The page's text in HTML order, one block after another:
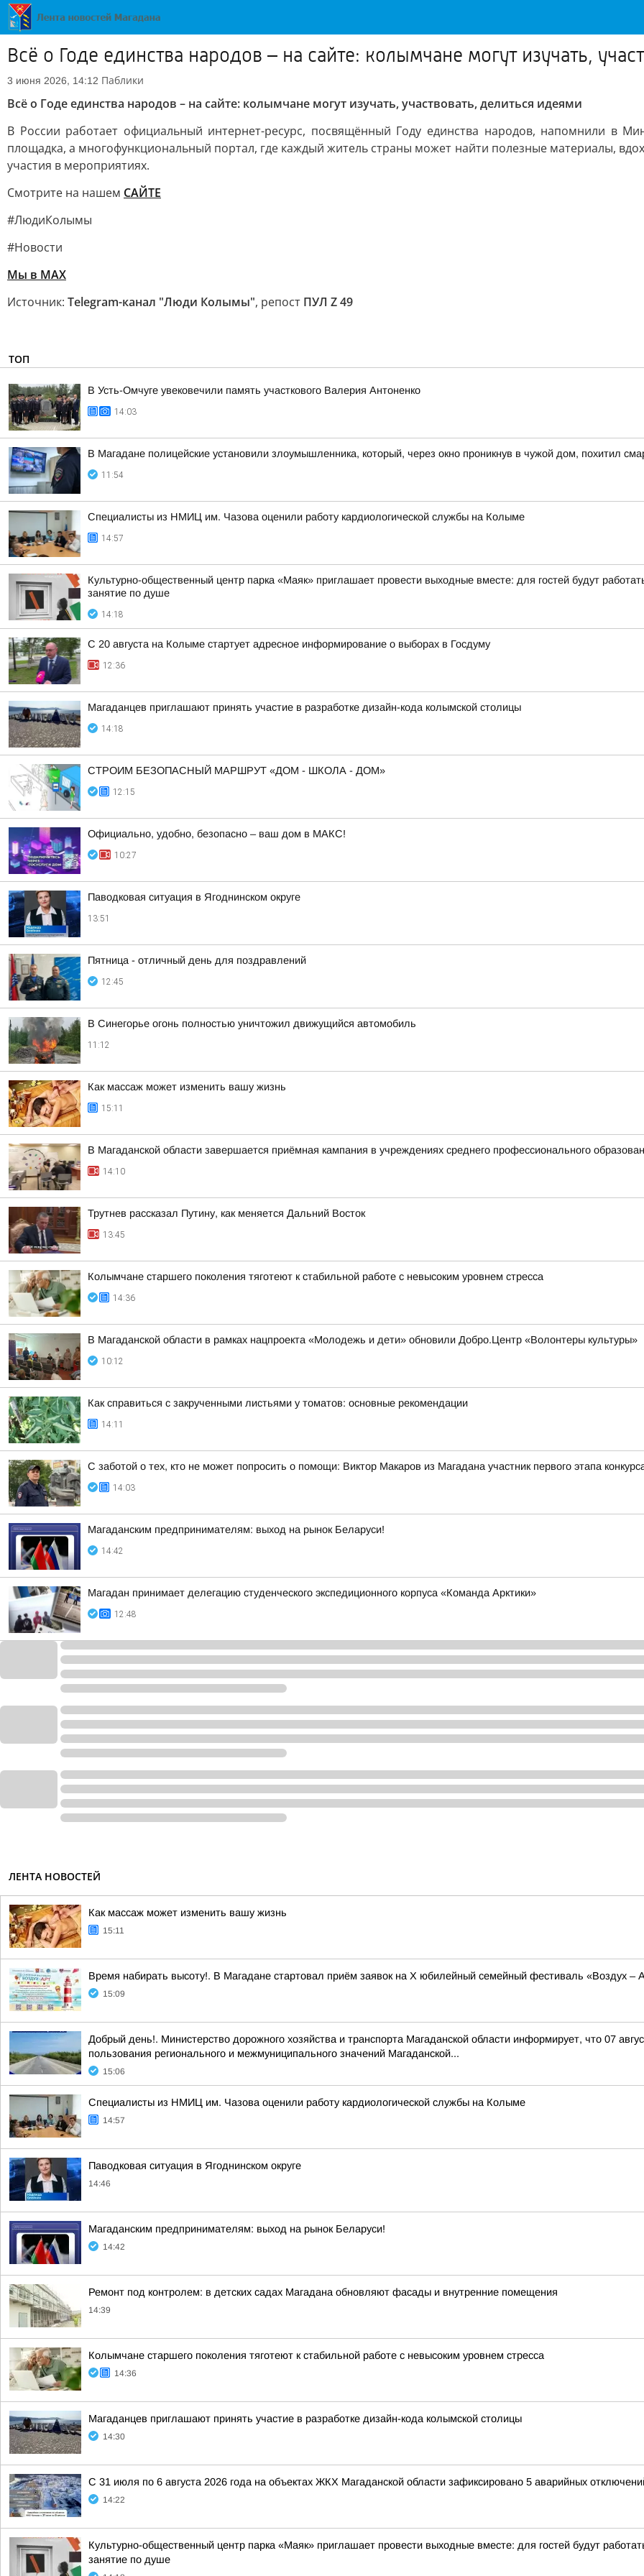
Всё о Годе единства народов – на сайте: колымчане могут изучать,
3 июня 2026, 14:12 Паблики
Всё о Годе единства народов – на сайте: колымчане могут изучать, участвовать, делиться идеями
В России работает официальный интернет-ресурс, посвящённый Году единства народов, напомнили в
площадка, а многофункциональный портал, где каждый житель страны может найти полезные материалы,
участия в мероприятиях.
Смотрите на нашем САЙТЕ
#ЛюдиКолымы
#Новости
Мы в MAX
Источник: Telegram-канал "Люди Колымы", репост ПУЛ Z 49
ТОП
В Усть-Омчуге увековечили память участкового Валерия Антоненко
14:03
В Магадане полицейские установили злоумышленника, который, через окно проникнув в чужой дом, похитил
11:54
Специалисты из НМИЦ им. Чазова оценили работу кардиологической службы на Колыме
14:57
Культурно-общественный центр парка «Маяк» приглашает провести выходные вместе: для гостей будут
занятие по душе
14:18
С 20 августа на Колыме стартует адресное информирование о выборах в Госдуму
12:36
Магаданцев приглашают принять участие в разработке дизайн-кода колымской столицы
14:18
СТРОИМ БЕЗОПАСНЫЙ МАРШРУТ «ДОМ - ШКОЛА - ДОМ»
12:15
Официально, удобно, безопасно – ваш дом в МАКС!
10:27
Паводковая ситуация в Ягоднинском округе
13:51
Пятница - отличный день для поздравлений
12:45
В Синегорье огонь полностью уничтожил движущийся автомобиль
11:12
Как массаж может изменить вашу жизнь
15:11
В Магаданской области завершается приёмная кампания в учреждениях среднего профессионального
14:10
Трутнев рассказал Путину, как меняется Дальний Восток
13:45
Колымчане старшего поколения тяготеют к стабильной работе с невысоким уровнем стресса
14:36
В Магаданской области в рамках нацпроекта «Молодежь и дети» обновили Добро.Центр «Волонтеры культуры»
10:12
Как справиться с закрученными листьями у томатов: основные рекомендации
14:11
С заботой о тех, кто не может попросить о помощи: Виктор Макаров из Магадана участник первого этапа
14:03
Магаданским предпринимателям: выход на рынок Беларуси!
14:42
Магадан принимает делегацию студенческого экспедиционного корпуса «Команда Арктики»
12:48
ЛЕНТА НОВОСТЕЙ
Как массаж может изменить вашу жизнь
15:11
Время набирать высоту!. В Магадане стартовал приём заявок на X юбилейный семейный фестиваль «Воздух –
15:09
Добрый день!. Министерство дорожного хозяйства и транспорта Магаданской области информирует, что 07
пользования регионального и межмуниципального значений Магаданской...
15:06
Специалисты из НМИЦ им. Чазова оценили работу кардиологической службы на Колыме
14:57
Паводковая ситуация в Ягоднинском округе
14:46
Магаданским предпринимателям: выход на рынок Беларуси!
14:42
Ремонт под контролем: в детских садах Магадана обновляют фасады и внутренние помещения
14:39
Колымчане старшего поколения тяготеют к стабильной работе с невысоким уровнем стресса
14:36
Магаданцев приглашают принять участие в разработке дизайн-кода колымской столицы
14:30
С 31 июля по 6 августа 2026 года на объектах ЖКХ Магаданской области зафиксировано 5 аварийных
14:22
Культурно-общественный центр парка «Маяк» приглашает провести выходные вместе: для гостей будут
занятие по душе